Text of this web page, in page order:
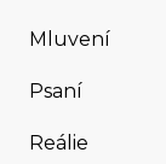
Mluvení
Psaní
Reálie